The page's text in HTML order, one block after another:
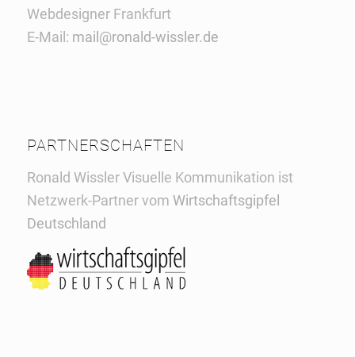
Webdesigner Frankfurt
E-Mail: mail@ronald-wissler.de
PARTNERSCHAFTEN
Ronald Wissler Visuelle Kommunikation ist
Netzwerk-Partner vom Wirtschaftsgipfel
Deutschland